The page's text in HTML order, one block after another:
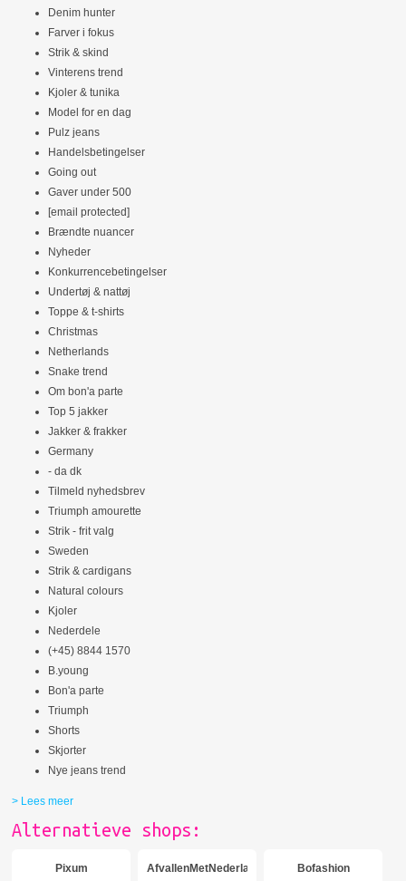
Denim hunter
Farver i fokus
Strik & skind
Vinterens trend
Kjoler & tunika
Model for en dag
Pulz jeans
Handelsbetingelser
Going out
Gaver under 500
[email protected]
Brændte nuancer
Nyheder
Konkurrencebetingelser
Undertøj & nattøj
Toppe & t-shirts
Christmas
Netherlands
Snake trend
Om bon'a parte
Top 5 jakker
Jakker & frakker
Germany
- da dk
Tilmeld nyhedsbrev
Triumph amourette
Strik - frit valg
Sweden
Strik & cardigans
Natural colours
Kjoler
Nederdele
(+45) 8844 1570
B.young
Bon'a parte
Triumph
Shorts
Skjorter
Nye jeans trend
> Lees meer
Alternatieve shops:
Pixum AfvallenMetNederland Bofashion